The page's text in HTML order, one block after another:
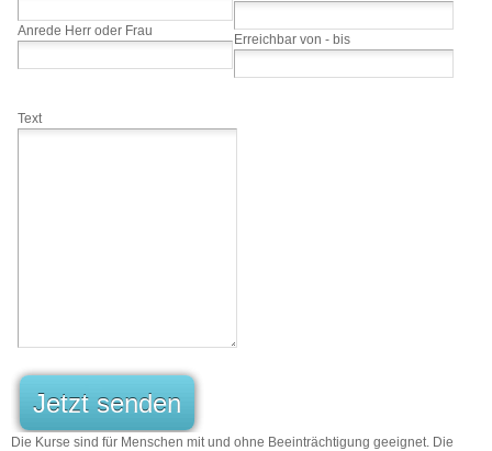
Anrede Herr oder Frau
Erreichbar von - bis
Text
Jetzt senden
Die Kurse sind für Menschen mit und ohne Beeinträchtigung geeignet. Die